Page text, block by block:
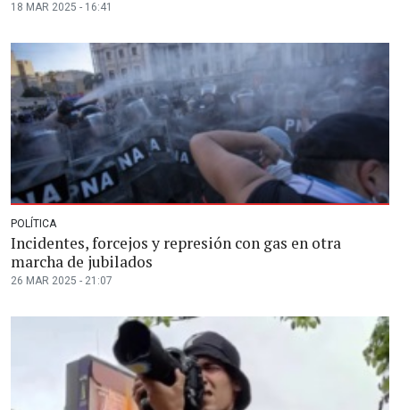
18 MAR 2025 - 16:41
POLÍTICA
Incidentes, forcejos y represión con gas en otra
marcha de jubilados
26 MAR 2025 - 21:07